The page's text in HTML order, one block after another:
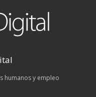
humanos y empleo